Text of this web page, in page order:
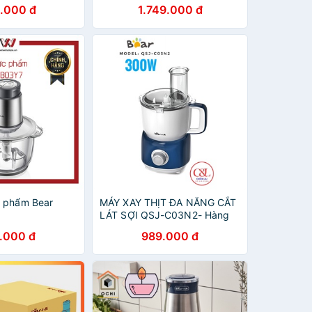
đ 1.749.000 đ
Bear
đ
MÁY XAY THỊT ĐA NĂNG CẮT
LÁT SỢI QSJ-C03N2- Hàng
989.000 đ